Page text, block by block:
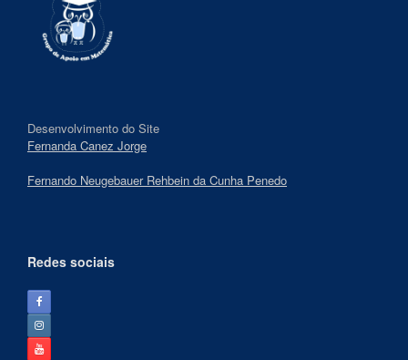
Desenvolvimento do Site
Fernanda Canez Jorge
Fernando Neugebauer Rehbein da Cunha Penedo
Redes sociais